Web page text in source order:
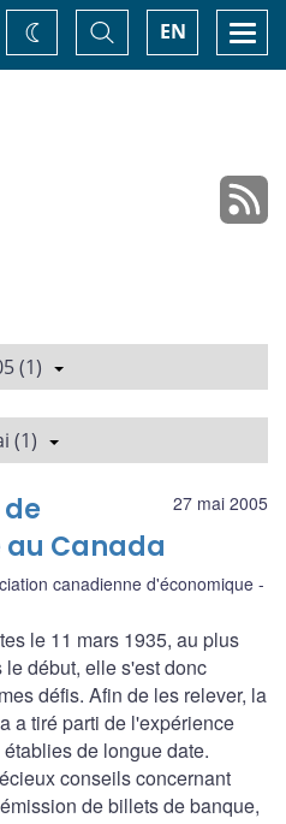
EN
Basculer
la
recherche
Changez
de
(1)
(1)
27 mai 2005
Canada
canadienne d'économique
le 11 mars 1935, au plus
début, elle s'est donc
défis. Afin de les relever, la
a tiré parti de l'expérience
de longue date.
conseils concernant
de billets de banque,